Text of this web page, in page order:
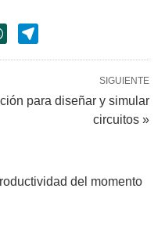
SIGUIENTE
para diseñar y simular
circuitos »
del momento